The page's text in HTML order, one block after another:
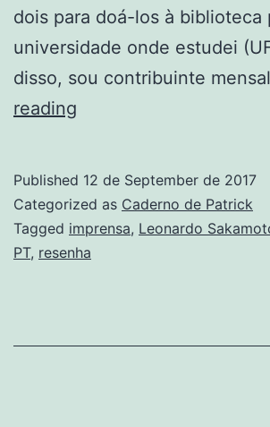
dois para doá-los à biblioteca
universidade onde estudei
disso, sou contribuinte
reading
sendo
xingado
na
Published 12 de September de 2017
Categorized as Caderno de Patrick
Tagged imprensa, Leonardo
PT, resenha